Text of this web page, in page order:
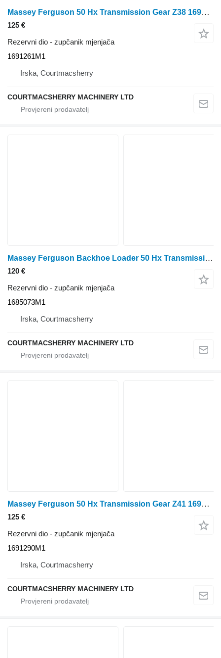
Massey Ferguson 50 Hx Transmission Gear Z38 1691261m1 Check The Photos 1691261M1 zupčanik mjenjača
125 €
Rezervni dio - zupčanik mjenjača
1691261M1
Irska, Courtmacsherry
COURTMACSHERRY MACHINERY LTD
Massey Ferguson Backhoe Loader 50 Hx Transmission Gear Z43 1686042m91, 1685073m1 1685073M1 zupčanik mjenjača
120 €
Rezervni dio - zupčanik mjenjača
1685073M1
Irska, Courtmacsherry
COURTMACSHERRY MACHINERY LTD
Massey Ferguson 50 Hx Transmission Gear Z41 1691290m1 Check The Photos 1691290M1 zupčanik mjenjača
125 €
Rezervni dio - zupčanik mjenjača
1691290M1
Irska, Courtmacsherry
COURTMACSHERRY MACHINERY LTD